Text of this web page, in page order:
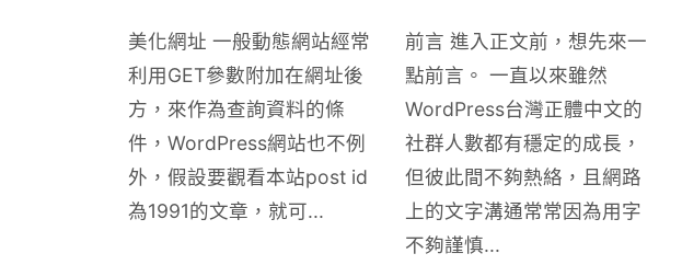
美化網址 一般動態網站經常
利用GET參數附加在網址後
方，來作為查詢資料的條
件，WordPress網站也不例
外，假設要觀看本站post id
為1991的文章，就可...
前言 進入正文前，想先來一
點前言。 一直以來雖然
WordPress台灣正體中文的
社群人數都有穩定的成長，
但彼此間不夠熱絡，且網路
上的文字溝通常常因為用字
不夠謹慎...